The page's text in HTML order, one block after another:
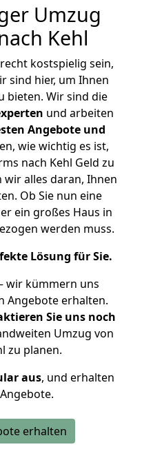
Umzug
Kehl
kostspielig sein,
sind hier, um Ihnen
bieten. Wir sind die
und arbeiten
Angebote und
wie wichtig es ist,
nach Kehl Geld zu
wir alles daran, Ihnen
Ob Sie nun eine
ein großes Haus in
werden muss.
Lösung für Sie.
wir kümmern uns
Angebote erhalten.
Sie uns noch
Umzug von
zu planen.
aus, und erhalten
erhalten